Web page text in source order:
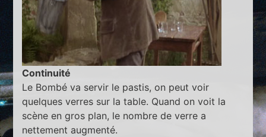
Continuité
Le Bombé va servir le pastis, on peut voir
quelques verres sur la table. Quand on voit la
scène en gros plan, le nombre de verre a
nettement augmenté.